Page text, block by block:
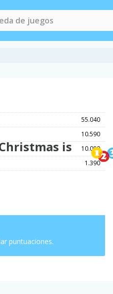
is
55.040
10.590
10.080
1.390
puntuaciones.